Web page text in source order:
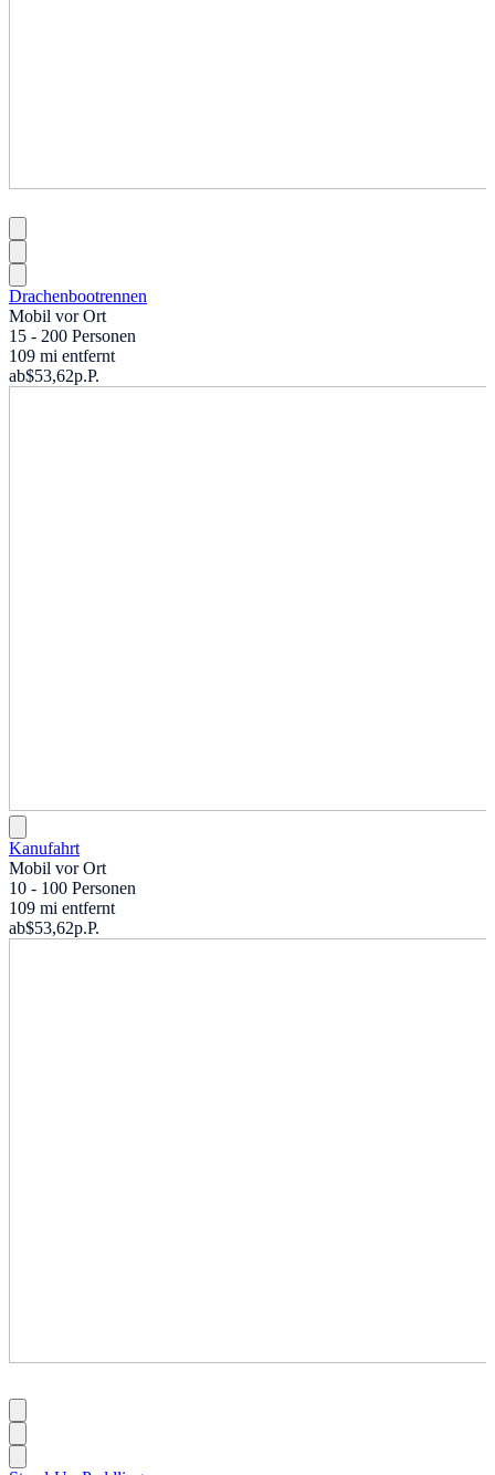
Drachenbootrennen
Mobil vor Ort
15 - 200 Personen
109 mi entfernt
ab$53,62p.P.
Kanufahrt
Mobil vor Ort
10 - 100 Personen
109 mi entfernt
ab$53,62p.P.